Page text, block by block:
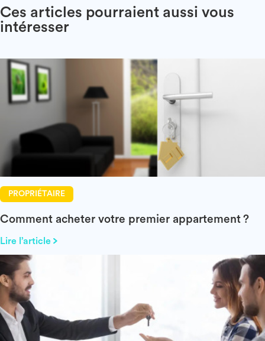
Ces articles pourraient aussi vous
intéresser
PROPRIÉTAIRE
Comment acheter votre premier appartement ?
Lire l’article